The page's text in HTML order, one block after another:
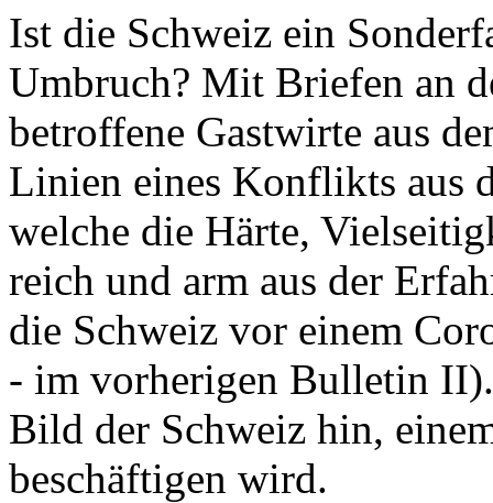
Ist die Schweiz ein
Umbruch? Mit Briefen an
betroffene Gastwirte aus
Linien eines Konflikts aus
welche die Härte,
reich und arm aus der
die Schweiz vor einem
- im vorherigen Bulletin
Bild der Schweiz hin,
beschäftigen wird.